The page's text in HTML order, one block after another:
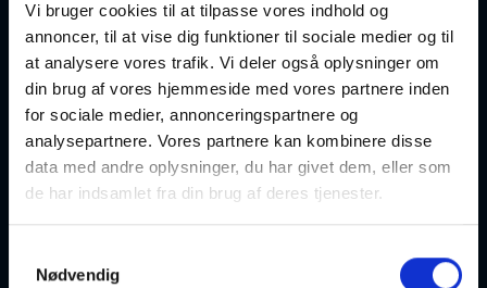
Vi bruger cookies til at tilpasse vores indhold og
annoncer, til at vise dig funktioner til sociale medier og til
at analysere vores trafik. Vi deler også oplysninger om
din brug af vores hjemmeside med vores partnere inden
for sociale medier, annonceringspartnere og
analysepartnere. Vores partnere kan kombinere disse
data med andre oplysninger, du har givet dem, eller som
de har indsamlet fra din brug af deres tjenester.
Nødvendig
Fysio-pilates – ryg/nakke
25-08-2026 14:35 Tirsdag